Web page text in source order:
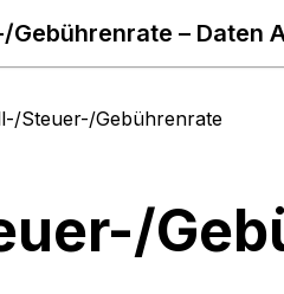
– Daten
Steuer-/Gebührenrate